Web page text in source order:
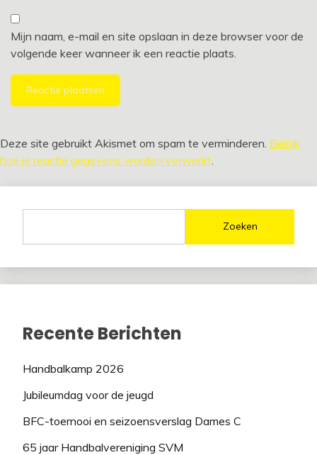
Mijn naam, e-mail en site opslaan in deze browser voor de
volgende keer wanneer ik een reactie plaats.
Deze site gebruikt Akismet om spam te verminderen. Bekijk
hoe je reactie gegevens worden verwerkt
Zoeken
Recente Berichten
Handbalkamp 2026
Jubileumdag voor de jeugd
BFC-toernooi en seizoensverslag Dames C
65 jaar Handbalvereniging SVM